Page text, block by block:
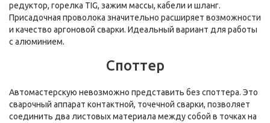
редуктор, горелка TIG, зажим массы, кабели и шланг.
Присадочная проволока значительно расширяет возможности
и качество аргоновой сварки. Идеальный вариант для работы
с алюминием.
Споттер
Автомастерскую невозможно представить без споттера. Это
сварочный аппарат контактной, точечной сварки, позволяет
соединить два листовых материала между собой в точках на